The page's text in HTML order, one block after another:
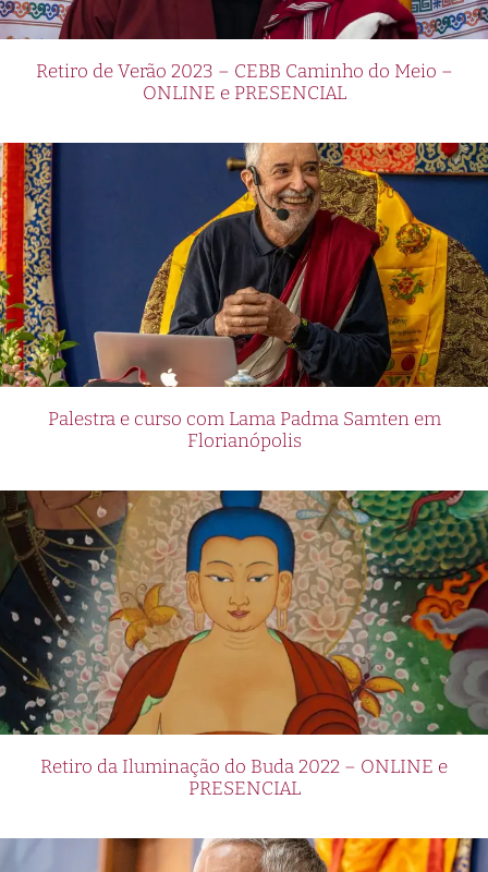
Retiro de Verão 2023 – CEBB Caminho do Meio –
ONLINE e PRESENCIAL
Palestra e curso com Lama Padma Samten em
Florianópolis
Retiro da Iluminação do Buda 2022 – ONLINE e
PRESENCIAL